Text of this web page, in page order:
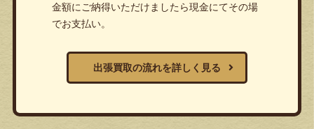
金額にご納得いただけましたら現金にてその場
でお支払い。
出張買取の流れを詳しく見る